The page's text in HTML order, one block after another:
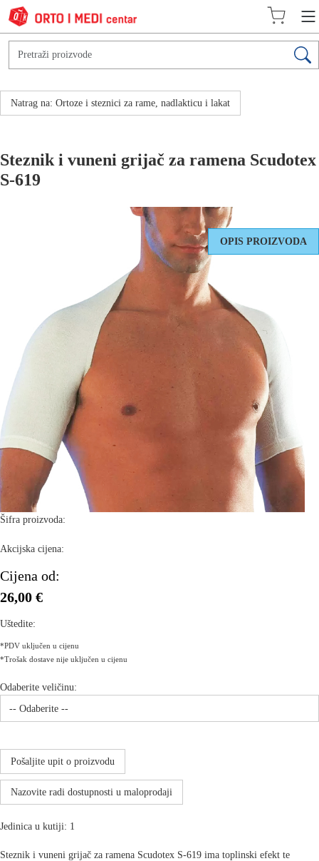
Natrag na: Ortoze i steznici za rame, nadlakticu i lakat
Steznik i vuneni grijač za ramena Scudotex
S-619
OPIS PROIZVODA
Šifra proizvoda:
Akcijska cijena:
Cijena od:
26,00 €
Uštedite:
*PDV uključen u cijenu
*Trošak dostave nije uključen u cijenu
Odaberite veličinu:
Pošaljite upit o proizvodu
Nazovite radi dostupnosti u maloprodaji
Jedinica u kutiji: 1
Steznik i vuneni grijač za ramena Scudotex S-619 ima toplinski efekt te